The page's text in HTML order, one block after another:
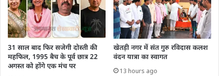
31 साल बाद फिर सजेगी दोस्ती की
महफिल, 1995 बैच के पूर्व छात्र 22
अगस्त को होंगे एक मंच पर
खेतड़ी नगर में संत गुरु रविदास कलश
वंदन यात्रा का स्वागत
13 hours ago